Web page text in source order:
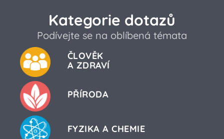
Kategorie dotazů
Podívejte se na oblíbená témata
ČLOVĚK
A ZDRAVÍ
PŘÍRODA
FYZIKA A CHEMIE